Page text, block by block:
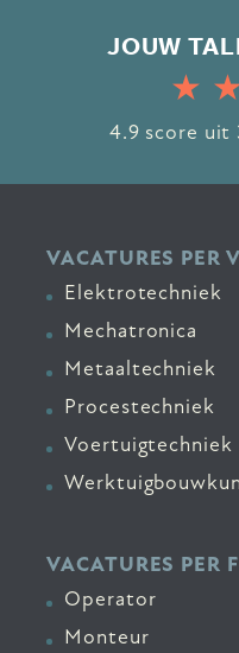
JOUW
4.9 score uit
VACATURES PER
Elektrotechniek
Mechatronica
Metaaltechniek
Procestechniek
Voertuigtechniek
VACATURES PER
Operator
Monteur